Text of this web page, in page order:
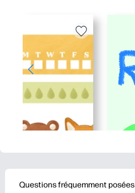
Questions fréquemment posées